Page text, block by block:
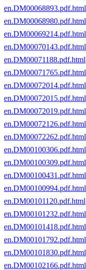
en.DM00068893.pdf.html
en.DM00068980.pdf.html
en.DM00069214.pdf.html
en.DM00070143.pdf.html
en.DM00071188.pdf.html
en.DM00071765.pdf.html
en.DM00072014.pdf.html
en.DM00072015.pdf.html
en.DM00072019.pdf.html
en.DM00072126.pdf.html
en.DM00072262.pdf.html
en.DM00100306.pdf.html
en.DM00100309.pdf.html
en.DM00100431.pdf.html
en.DM00100994.pdf.html
en.DM00101120.pdf.html
en.DM00101232.pdf.html
en.DM00101418.pdf.html
en.DM00101792.pdf.html
en.DM00101830.pdf.html
en.DM00102166.pdf.html